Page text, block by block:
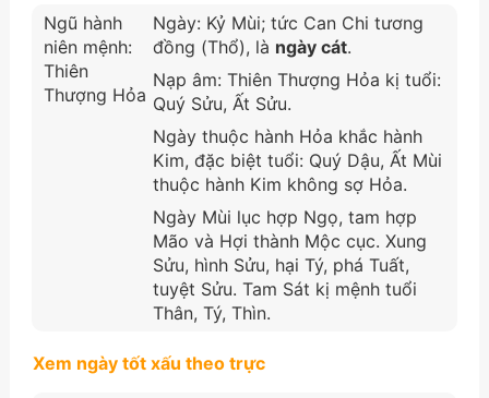
Ngũ hành
niên mệnh:
Thiên
Thượng Hỏa
Ngày: Kỷ Mùi; tức Can Chi tương
đồng (Thổ), là ngày cát.
Nạp âm: Thiên Thượng Hỏa kị tuổi:
Quý Sửu, Ất Sửu.
Ngày thuộc hành Hỏa khắc hành
Kim, đặc biệt tuổi: Quý Dậu, Ất Mùi
thuộc hành Kim không sợ Hỏa.
Ngày Mùi lục hợp Ngọ, tam hợp
Mão và Hợi thành Mộc cục. Xung
Sửu, hình Sửu, hại Tý, phá Tuất,
tuyệt Sửu. Tam Sát kị mệnh tuổi
Thân, Tý, Thìn.
Xem ngày tốt xấu theo trực